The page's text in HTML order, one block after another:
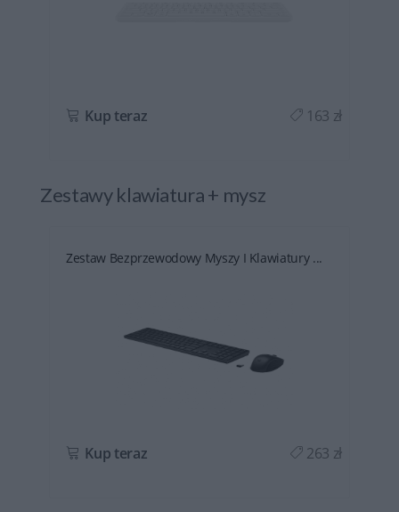
Kup teraz 163 zł
Zestawy klawiatura + mysz
Zestaw Bezprzewodowy Myszy I Klawiatury ...
Kup teraz 263 zł